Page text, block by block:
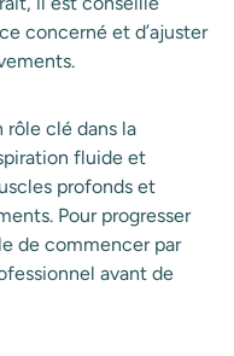
concerné et d’ajuster
rôle clé dans la
fluide et
profonds et
Pour progresser
de commencer par
avant de